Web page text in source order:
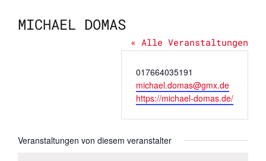
MICHAEL DOMAS
« Alle Veranstaltungen
Telefon
017664035191
Email
michael.domas@gmx.de
Webseite
https://michael-domas.de/
Veranstaltungen von diesem veranstalter